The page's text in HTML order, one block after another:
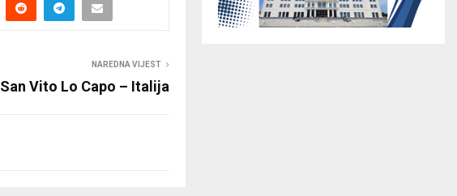
NAREDNA VIJEST
San Vito Lo Capo – Italija